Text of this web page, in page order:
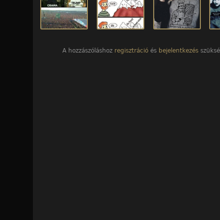
A hozzászóláshoz regisztráció és bejelentkezés